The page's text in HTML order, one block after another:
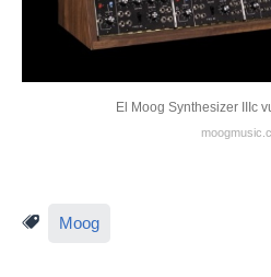
El Moog Synthesizer IIIc
Moog